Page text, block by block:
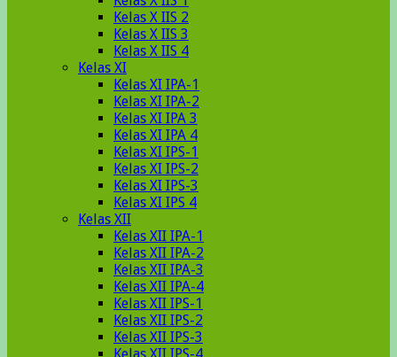
Kelas X IIS 2
Kelas X IIS 3
Kelas X IIS 4
Kelas XI
Kelas XI IPA-1
Kelas XI IPA-2
Kelas XI IPA 3
Kelas XI IPA 4
Kelas XI IPS-1
Kelas XI IPS-2
Kelas XI IPS-3
Kelas XI IPS 4
Kelas XII
Kelas XII IPA-1
Kelas XII IPA-2
Kelas XII IPA-3
Kelas XII IPA-4
Kelas XII IPS-1
Kelas XII IPS-2
Kelas XII IPS-3